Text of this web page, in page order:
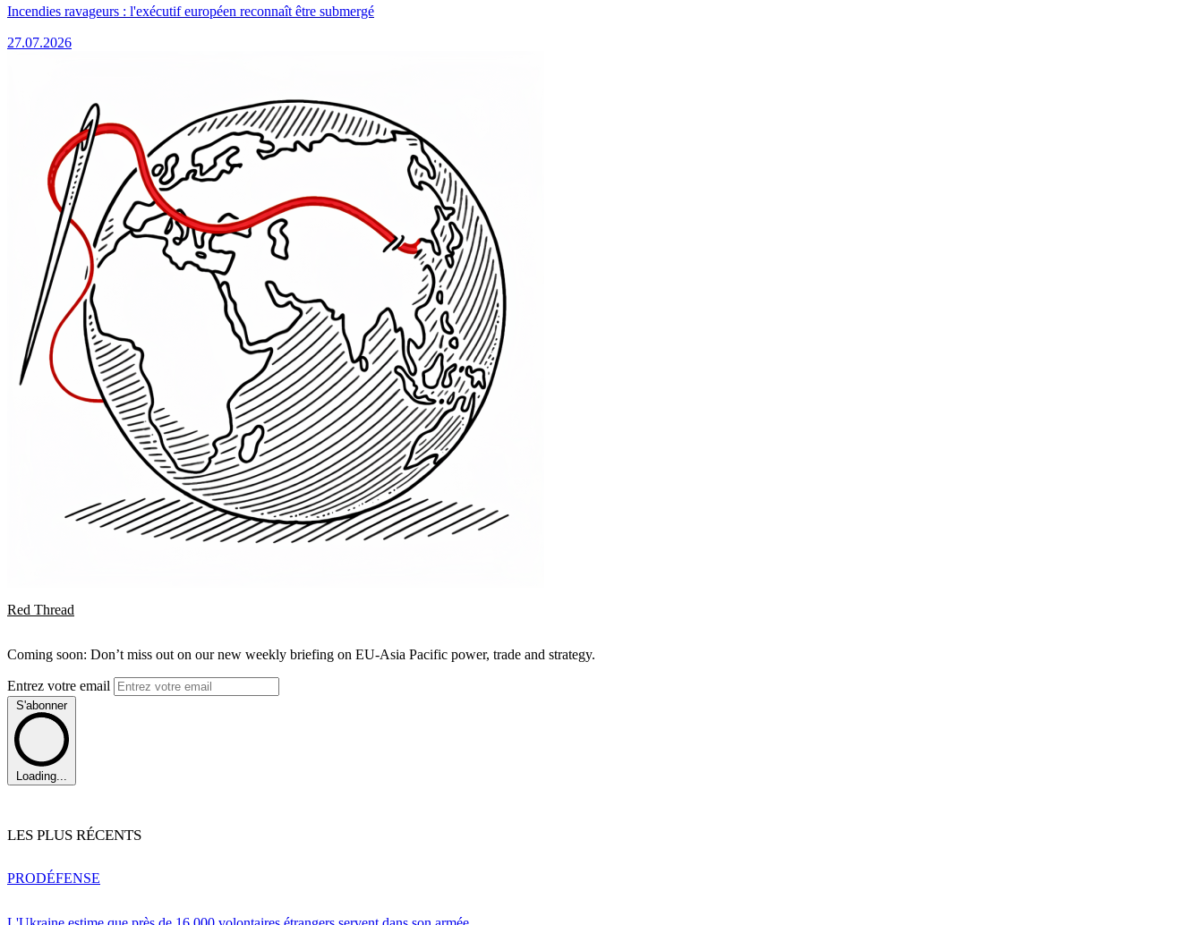
Incendies ravageurs : l'exécutif européen reconnaît être submergé
27.07.2026
Red Thread
Coming soon: Don’t miss out on our new weekly briefing on EU-Asia Pacific power, trade and strategy.
Entrez votre email
S'abonner
Loading...
LES PLUS RÉCENTS
PRODÉFENSE